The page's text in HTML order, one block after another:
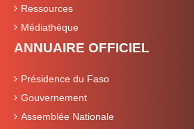
Ressources
Médiathèque
ANNUAIRE OFFICIEL
Présidence du Faso
Gouvernement
Assemblée Nationale